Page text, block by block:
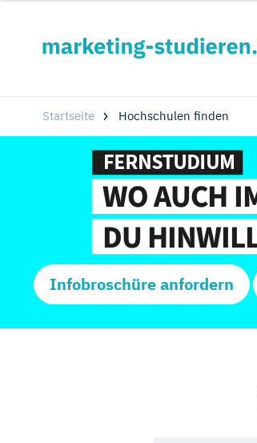
Startseite Hochschulen finden
Infobroschüre anfordern